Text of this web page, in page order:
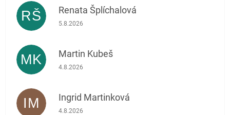
RŠ Renata Šplíchalová
Hodnocení obchodu je 5 z 5 hvězdiček.
5.8.2026
MK Martin Kubeš
Hodnocení obchodu je 5 z 5 hvězdiček.
4.8.2026
IM Ingrid Martinková
Hodnocení obchodu je 5 z 5 hvězdiček.
4.8.2026